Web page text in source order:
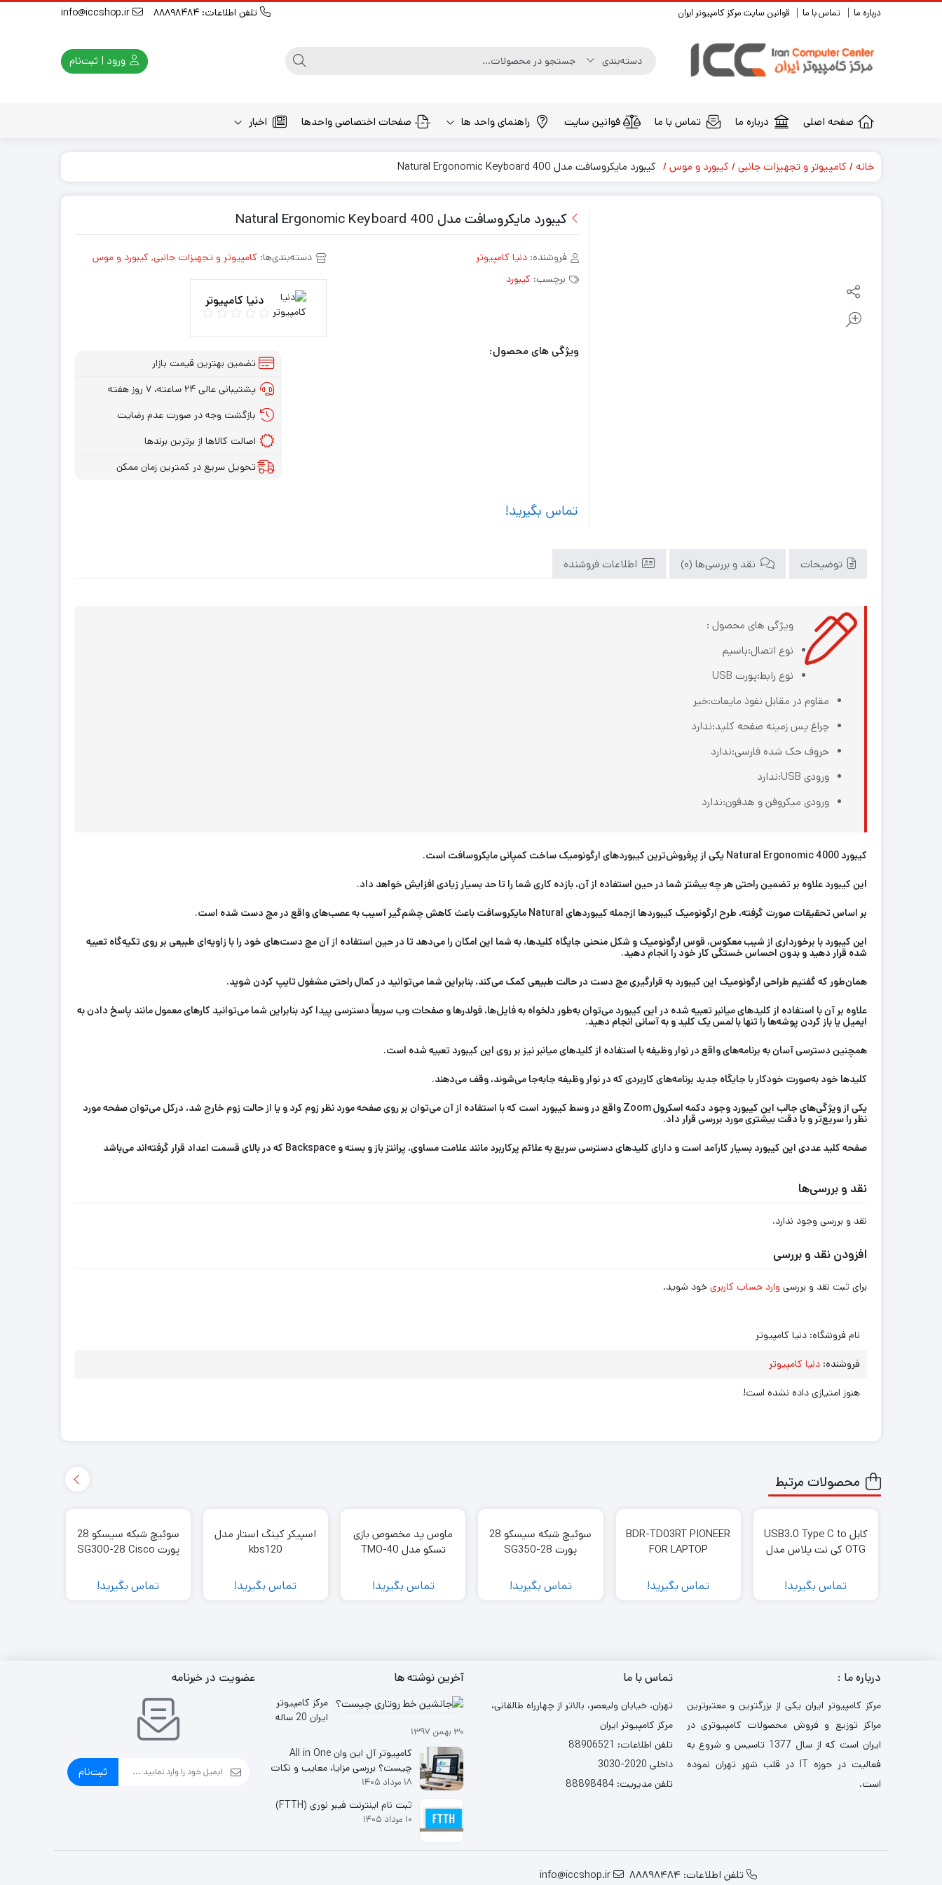
درباره ما تماس با ما قوانین سایت مرکز کامپیوتر ایران تلفن اطلاعات: 88898484
ورود | ثبت‌نام
صفحه اصلی درباره ما تماس با ما قوانین سایت راهنمای واحد ها صفحات اختصاصی واحدها اخبار
خانه کامپیوتر و تجهیزات جانبی کیبورد و موس کیبورد مایکروسافت مدل Natural Ergonomic Keyboard 400
کیبورد مایکروسافت مدل Natural Ergonomic Keyboard 400
فروشنده:دنیا کامپیوتر دسته‌بندی‌ها: کامپیوتر و تجهیزات جانبی, کیبورد و موس
برچسب:کیبورد
دنیا کامپیوتر
ویژگی های محصول:
تضمین بهترین قیمت بازار
پشتیبانی عالی ۲۴ ساعته، ۷ روز هفته
بازگشت وجه در صورت عدم رضایت
اصالت کالاها از برترین برندها
تحویل سریع در کمترین زمان ممکن
تماس بگیرید!
توضیحات نقد و بررسی‌ها (0) اطلاعات فروشنده
ویژگی های محصول :
نوع اتصال:باسیم
نوع رابط:پورت USB
مقاوم در مقابل نفوذ مایعات:خیر
چراغ‌ پس زمینه صفحه کلید:ندارد
حروف حک شده فارسی:ندارد
ورودی USB:ندارد
ورودی میکروفن و هدفون:ندارد
کیبورد Natural Ergonomic 4000 یکی از پرفروش‌ترین کیبوردهای ارگونومیک ساخت کمپانی مایکروسافت است.
این کیبورد علاوه بر تضمین راحتی هر چه بیشتر شما در حین استفاده از آن، بازده کاری شما را تا حد بسیار زیادی افزایش خواهد داد.
بر اساس تحقیقات صورت گرفته، طرح ارگونومیک کیبوردها ازجمله کیبوردهای Natural مایکروسافت باعث کاهش چشم‌گیر آسیب به عصب‌های واقع در مچ دست شده است.
این کیبورد با برخورداری از شیب معکوس، قوس ارگونومیک و شکل منحنی جایگاه کلیدها، به شما این امکان را می‌دهد تا در حین استفاده از آن مچ دست‌های خود را با زاویه‌ای طبیعی بر روی تکیه‌گاه تعبیه
شده قرار دهید و بدون احساس خستگی کار خود را انجام دهید.
همان‌طور که گفتیم طراحی ارگونومیک این کیبورد به قرارگیری مچ دست در حالت طبیعی کمک می‌کند، بنابراین شما می‌توانید در کمال راحتی مشغول تایپ کردن شوید.
علاوه بر آن با استفاده از کلیدهای میانبر تعبیه شده در این کیبورد می‌توان به‌طور دلخواه به فایل‌ها، فولدرها و صفحات وب سریعاً دسترسی پیدا کرد بنابراین شما می‌توانید کارهای معمول مانند پاسخ دادن به
ایمیل یا باز کردن پوشه‌ها را تنها با لمس یک کلید و به آسانی انجام دهید.
همچنین دسترسی آسان به برنامه‌های واقع در نوار وظیفه با استفاده از کلیدهای میانبر نیز بر روی این کیبورد تعبیه شده است.
کلیدها خود به‌صورت خودکار با جایگاه جدید برنامه‌های کاربردی که در نوار وظیفه جابه‌جا می‌شوند، وقف می‌دهند.
یکی از ویژگی‌های جالب این کیبورد وجود دکمه اسکرول Zoom واقع در وسط کیبورد است که با استفاده از آن می‌توان بر روی صفحه مورد نظر زوم کرد و یا از حالت زوم خارج شد، درکل می‌توان صفحه مورد
نظر را سریع‌تر و با دقت بیشتری مورد بررسی قرار داد.
صفحه کلید عددی این کیبورد بسیار کارآمد است و دارای کلیدهای دسترسی سریع به علائم پرکاربرد مانند علامت مساوی، پرانتز باز و بسته و Backspace که در بالای قسمت اعداد قرار گرفته‌اند می‌باشد
نقد و بررسی‌ها
نقد و بررسی وجود ندارد.
افزودن نقد و بررسی
برای ثبت نقد و بررسی وارد حساب کاربری خود شوید.
نام فروشگاه: دنیا کامپیوتر
فروشنده: دنیا کامپیوتر
هنوز امتیازی داده نشده است!
محصولات مرتبط
کابل USB3.0 Type C to
OTG کی نت پلاس مدل
متر
تماس بگیرید!
BDR-TD03RT PIONEER
FOR LAPTOP
تماس بگیرید!
سوئیچ شبکه سیسکو 28
پورت SG350-28
تماس بگیرید!
ماوس پد مخصوص بازی
تسکو مدل TMO-40
Mousepad
تماس بگیرید!
اسپیکر کینگ استار مدل
kbs120
تماس بگیرید!
سوئیچ شبکه سیسکو 28
پورت SG300-28 Cisco
تماس بگیرید!
درباره ما :
مرکز کامپیوتر ایران یکی از بزرگترین و معتبرترین
مراکز توزیع و فروش محصولات کامپیوتری در
ایران است که از سال 1377 تاسیس و شروع به
فعالیت در حوزه IT در قلب شهر تهران نموده
است.
تماس با ما
تهران، خیابان ولیعصر، بالاتر از چهارراه طالقانی،
مرکز کامپیوتر ایران
تلفن اطلاعات: 88906521
داخلی 2020-3030
تلفن مدیریت: 88898484
آخرین نوشته ها
مرکز کامپیوتر
ایران 20 ساله
۳۰ بهمن ۱۳۹۷
کامپیوتر آل این وان All in One
چیست؟ بررسی مزایا، معایب و نکات
خرید
۱۸ مرداد ۱۴۰۵
ثبت نام اینترنت فیبر نوری (FTTH)
۱۰ مرداد ۱۴۰۵
عضویت در خبرنامه
ثبت‌نام
تلفن اطلاعات: 88898484 info@iccshop.ir